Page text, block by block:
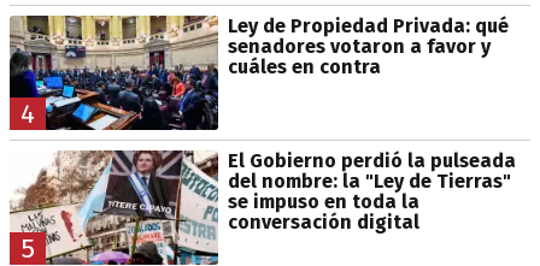
4
Ley de Propiedad Privada: qué
senadores votaron a favor y
cuáles en contra
5
El Gobierno perdió la pulseada
del nombre: la "Ley de Tierras"
se impuso en toda la
conversación digital